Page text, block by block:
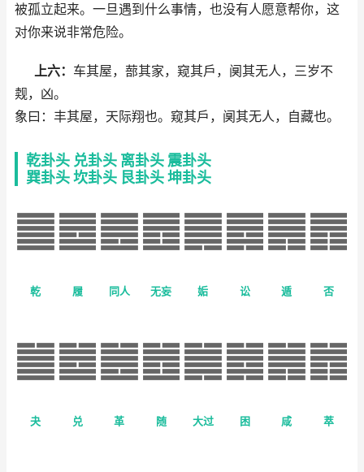
被孤立起来。一旦遇到什么事情，也没有人愿意帮你，这
对你来说非常危险。
上六： 车其屋，蔀其家，窥其戶，阒其无人，三岁不
觌，凶。
象曰：丰其屋，天际翔也。窥其戶，阒其无人，自藏也。
乾卦头 兑卦头 离卦头 震卦头
巽卦头坎卦头 艮卦头坤卦头
乾 履 同人 无妄 姤 讼 遁 否
夬 兑 革 随 大过 困 咸 萃